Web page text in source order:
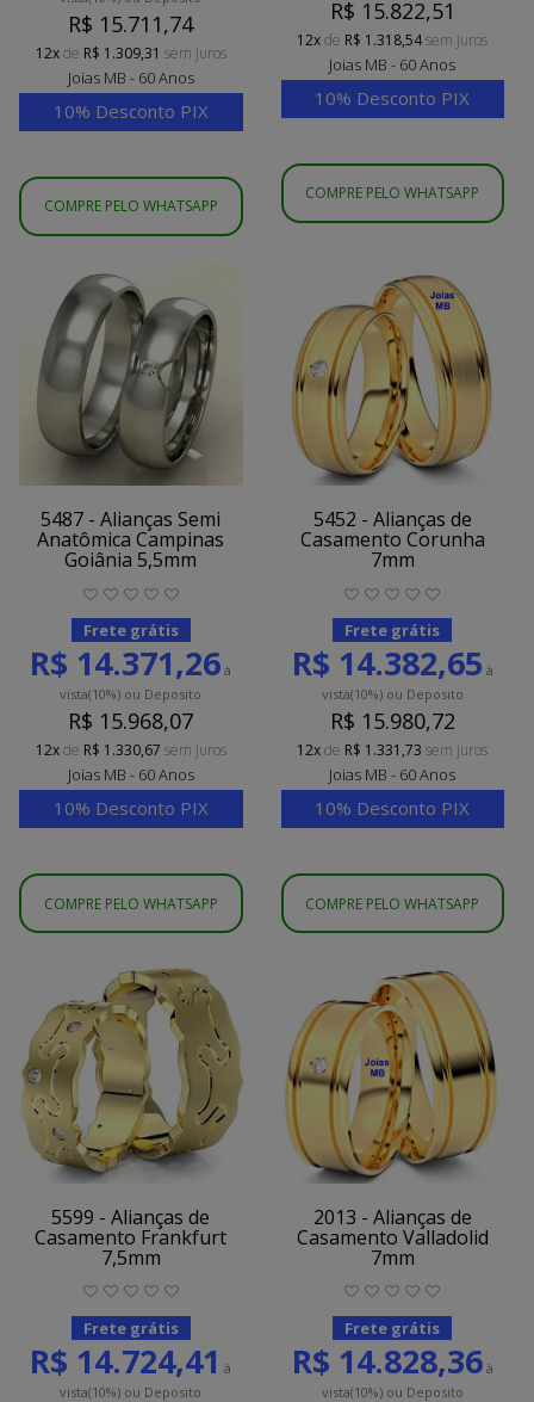
R$ 15.711,74
12xde R$ 1.309,31 sem juros
Joias MB - 60 Anos
10% Desconto PIX
COMPRE PELO WHATSAPP
R$ 15.822,51
12xde R$ 1.318,54sem juros
Joias MB - 60 Anos
10% Desconto PIX
COMPRE PELO WHATSAPP
5487 - Alianças Semi
Anatômica Campinas
Goiânia 5,5mm
Frete grátis
R$ 14.371,26 à
vista(10%) ou Deposito
R$ 15.968,07
12xde R$ 1.330,67 sem juros
Joias MB - 60 Anos
10% Desconto PIX
COMPRE PELO WHATSAPP
5452 - Alianças de
Casamento Corunha
7mm
Frete grátis
R$ 14.382,65 à
vista(10%)ou Deposito
R$ 15.980,72
12xde R$ 1.331,73 sem juros
Joias MB - 60 Anos
10% Desconto PIX
COMPRE PELO WHATSAPP
5599 - Alianças de
Casamento Frankfurt
7,5mm
Frete grátis
R$ 14.724,41 à
vista(10%) ou Deposito
2013 - Alianças de
Casamento Valladolid
7mm
Frete grátis
R$ 14.828,36à
vista(10%)ou Deposito